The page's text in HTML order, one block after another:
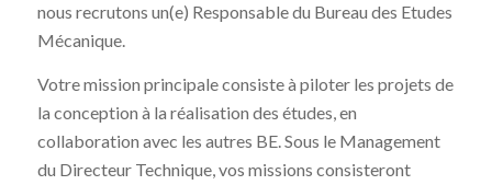
nous recrutons un(e) Responsable du Bureau des Etudes
Mécanique.
Votre mission principale consiste à piloter les projets de
la conception à la réalisation des études, en
collaboration avec les autres BE. Sous le Management
du Directeur Technique, vos missions consisteront